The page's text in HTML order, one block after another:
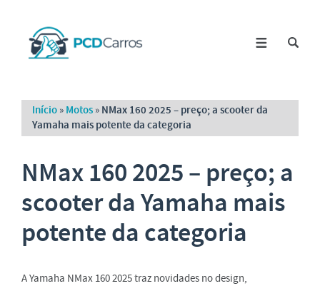
Início » Motos » NMax 160 2025 – preço; a scooter da
Yamaha mais potente da categoria
NMax 160 2025 – preço; a
scooter da Yamaha mais
potente da categoria
A Yamaha NMax 160 2025 traz novidades no design,